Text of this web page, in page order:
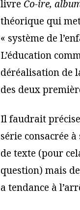
livre Co-ire,
théorique qui
« système de
L’éducation
déréalisation de
des deux
Il faudrait
série consacrée
de texte (pour
question) mais de
a tendance à